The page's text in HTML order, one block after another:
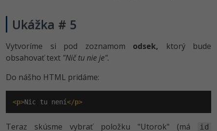
Ukážka # 5
Vytvoríme si pod zoznamom odsek, ktorý bude
obsahovať text "Nič tu nie je".
Do nášho HTML pridáme:
<p>Nic tu není</p>
Teraz skúsme vybrať položku "Utorok" (má
id